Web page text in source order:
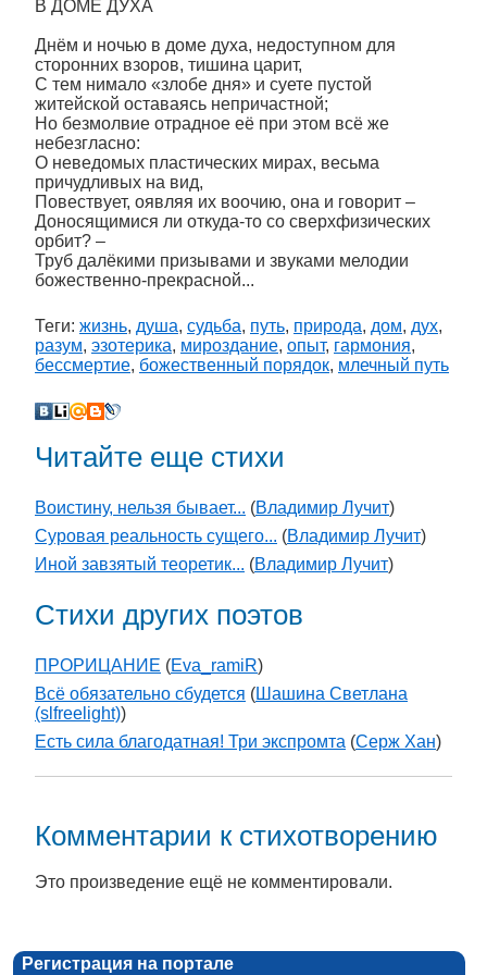
В ДОМЕ ДУХА
Днём и ночью в доме духа, недоступном для
сторонних взоров, тишина царит,
С тем нимало «злобе дня» и суете пустой
житейской оставаясь непричастной;
Но безмолвие отрадное её при этом всё же
небезгласно:
О неведомых пластических мирах, весьма
причудливых на вид,
Повествует, оявляя их воочию, она и говорит –
Доносящимися ли откуда-то со сверхфизических
орбит? –
Труб далёкими призывами и звуками мелодии
божественно-прекрасной...
Теги: жизнь, душа, судьба, путь, природа, дом, дух,
разум, эзотерика, мироздание, опыт, гармония,
бессмертие, божественный порядок, млечный путь
Читайте еще стихи
Воистину, нельзя бывает... (Владимир Лучит)
Суровая реальность сущего... (Владимир Лучит)
Иной завзятый теоретик... (Владимир Лучит)
Стихи других поэтов
ПРОРИЦАНИЕ (Eva_ramiR)
Всё обязательно сбудется (Шашина Светлана
(slfreelight))
Есть сила благодатная! Три экспромта (Серж Хан)
Комментарии к стихотворению
Это произведение ещё не комментировали.
Регистрация на портале